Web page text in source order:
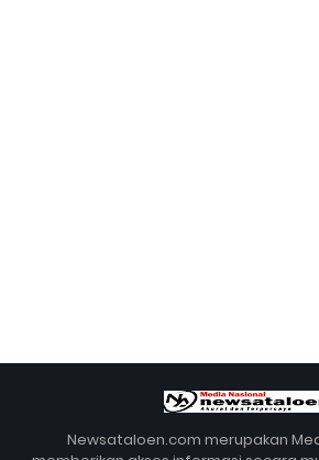
Newsataloen.com merupakan